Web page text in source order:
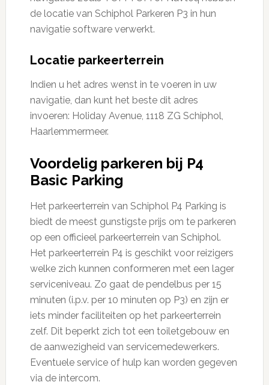
de locatie van Schiphol Parkeren P3 in hun
navigatie software verwerkt.
Locatie parkeerterrein
Indien u het adres wenst in te voeren in uw
navigatie, dan kunt het beste dit adres
invoeren: Holiday Avenue, 1118 ZG Schiphol,
Haarlemmermeer.
Voordelig parkeren bij P4
Basic Parking
Het parkeerterrein van Schiphol P4 Parking is
biedt de meest gunstigste prijs om te parkeren
op een officieel parkeerterrein van Schiphol.
Het parkeerterrein P4 is geschikt voor reizigers
welke zich kunnen conformeren met een lager
serviceniveau. Zo gaat de pendelbus per 15
minuten (i.p.v. per 10 minuten op P3) en zijn er
iets minder faciliteiten op het parkeerterrein
zelf. Dit beperkt zich tot een toiletgebouw en
de aanwezigheid van servicemedewerkers.
Eventuele service of hulp kan worden gegeven
via de intercom.